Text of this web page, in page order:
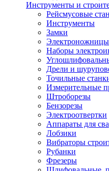
Инструменты и
Рейсмусовые
Инструменты
Замки
Электроножницы
Наборы
Дрели и
Точильные
Измерительные
Штроборезы
Бензорезы
Электроотвертки
Аппараты для
Лобзики
Вибраторы
Рубанки
Фрезеры